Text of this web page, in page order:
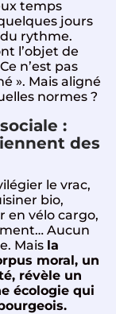
temps
jours
rythme.
l’objet de
n’est pas
». Mais aligné
normes ?
:
des
le vrac,
bio,
en vélo cargo,
Aucun
Mais la
moral, un
révèle un
écologie qui